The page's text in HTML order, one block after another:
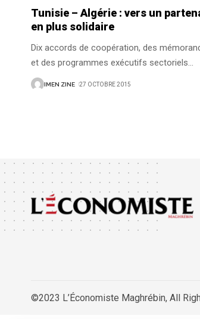
Tunisie – Algérie : vers un
en plus solidaire
Dix accords de coopération, des
et des programmes exécutifs sectoriels…
IMEN ZINE 27 OCTOBRE 2015
©2023 L’Économiste Maghrébin, All